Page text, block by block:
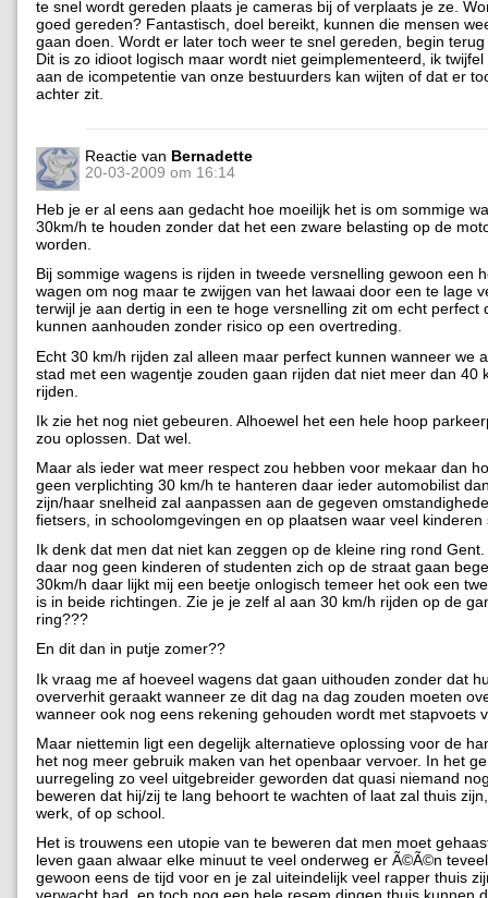
te snel wordt gereden plaats je cameras bij of verplaats je ze.
goed gereden? Fantastisch, doel bereikt, kunnen die mensen
gaan doen. Wordt er later toch weer te snel gereden, begin
Dit is zo idioot logisch maar wordt niet geimplementeerd, ik
aan de icompetentie van onze bestuurders kan wijten of dat er
achter zit.
Reactie van Bernadette
20-03-2009 om 16:14
Heb je er al eens aan gedacht hoe moeilijk het is om sommige
30km/h te houden zonder dat het een zware belasting op de
worden.
Bij sommige wagens is rijden in tweede versnelling gewoon een
wagen om nog maar te zwijgen van het lawaai door een te lage
terwijl je aan dertig in een te hoge versnelling zit om echt perfect
kunnen aanhouden zonder risico op een overtreding.
Echt 30 km/h rijden zal alleen maar perfect kunnen wanneer we
stad met een wagentje zouden gaan rijden dat niet meer dan 40
rijden.
Ik zie het nog niet gebeuren. Alhoewel het een hele hoop
zou oplossen. Dat wel.
Maar als ieder wat meer respect zou hebben voor mekaar dan
geen verplichting 30 km/h te hanteren daar ieder automobilist
zijn/haar snelheid zal aanpassen aan de gegeven
fietsers, in schoolomgevingen en op plaatsen waar veel kinderen
Ik denk dat men dat niet kan zeggen op de kleine ring rond
daar nog geen kinderen of studenten zich op de straat gaan
30km/h daar lijkt mij een beetje onlogisch temeer het ook een
is in beide richtingen. Zie je je zelf al aan 30 km/h rijden op de
ring???
En dit dan in putje zomer??
Ik vraag me af hoeveel wagens dat gaan uithouden zonder dat
oververhit geraakt wanneer ze dit dag na dag zouden moeten
wanneer ook nog eens rekening gehouden wordt met stapvoets
Maar niettemin ligt een degelijk alternatieve oplossing voor de
het nog meer gebruik maken van het openbaar vervoer. In het
uurregeling zo veel uitgebreider geworden dat quasi niemand
beweren dat hij/zij te lang behoort te wachten of laat zal thuis
werk, of op school.
Het is trouwens een utopie van te beweren dat men moet
leven gaan alwaar elke minuut te veel onderweg er Ã©Ã©n
gewoon eens de tijd voor en je zal uiteindelijk veel rapper thuis